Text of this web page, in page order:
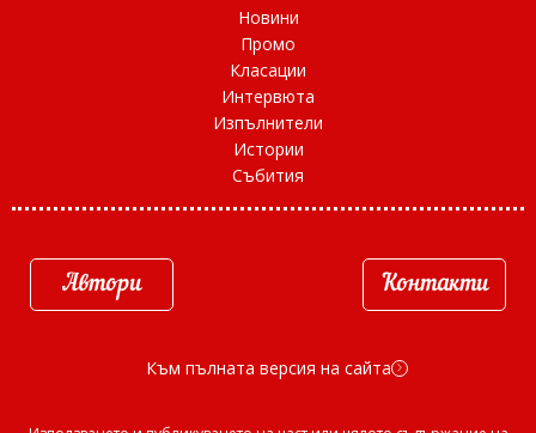
Новини
Промо
Класации
Интервюта
Изпълнители
Истории
Събития
Автори Контакти
Към пълната версия на сайта d